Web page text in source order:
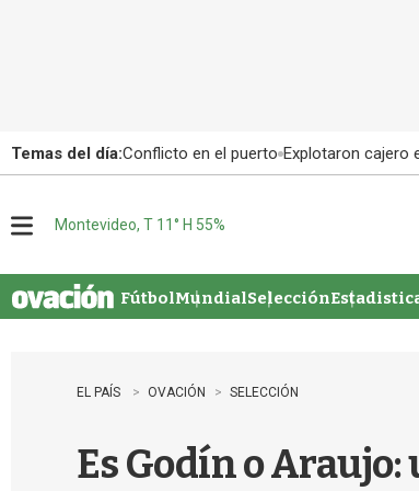
Temas del día:Conflicto en el puerto Explotaron cajero
u
Montevideo, T 11° H 55%
FútbolMundialSelección
EL PAÍS OVACIÓN SELECCIÓN
Es Godín o